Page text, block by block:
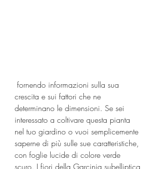
crescita e sui fattori che ne
determinano le dimensioni. Se sei
interessato a coltivare questa pianta
nel tuo giardino o vuoi semplicemente
saperne di più sulle sue caratteristiche,
con foglie lucide di colore verde
scuro. I fiori della Garcinia subelliptica